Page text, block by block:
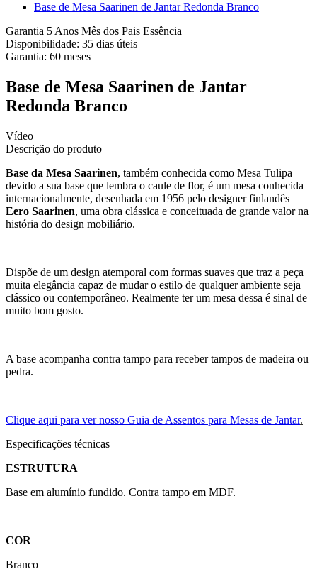
Base de Mesa Saarinen de Jantar Redonda Branco
Garantia 5 Anos Mês dos Pais Essência
Disponibilidade: 35 dias úteis
Garantia: 60 meses
Base de Mesa Saarinen de Jantar
Redonda Branco
Vídeo
Descrição do produto
Base da Mesa Saarinen, também conhecida como Mesa Tulipa
devido a sua base que lembra o caule de flor, é um mesa conhecida
internacionalmente, desenhada em 1956 pelo designer finlandês
Eero Saarinen, uma obra clássica e conceituada de grande valor na
história do design mobiliário.
Dispõe de um design atemporal com formas suaves que traz a peça
muita elegância capaz de mudar o estilo de qualquer ambiente seja
clássico ou contemporâneo. Realmente ter um mesa dessa é sinal de
muito bom gosto.
A base acompanha contra tampo para receber tampos de madeira ou
pedra.
Clique aqui para ver nosso Guia de Assentos para Mesas de Jantar.
Especificações técnicas
ESTRUTURA
Base em alumínio fundido. Contra tampo em MDF.
COR
Branco